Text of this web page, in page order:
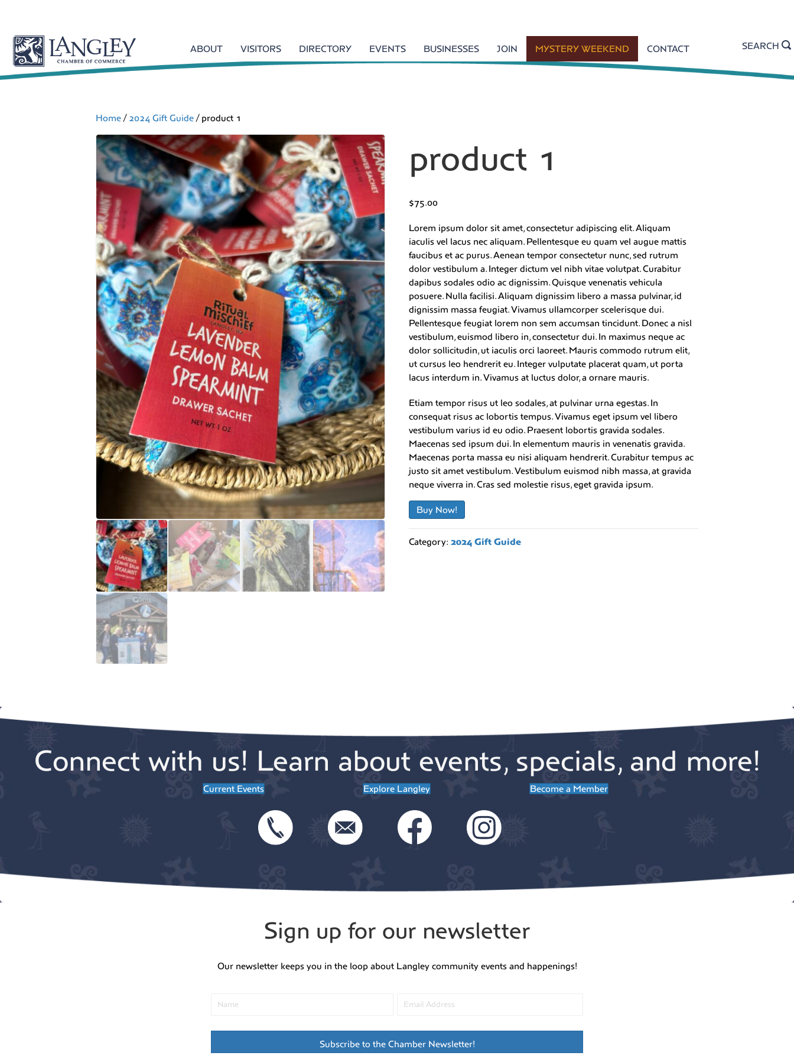
ABOUT VISITORS DIRECTORY EVENTS BUSINESSES JOIN MYSTERY WEEKEND CONTACT SEARCH
Home / 2024 Gift Guide / product 1
product 1
$75.00
Lorem ipsum dolor sit amet, consectetur adipiscing elit. Aliquam
iaculis vel lacus nec aliquam. Pellentesque eu quam vel augue mattis
faucibus et ac purus. Aenean tempor consectetur nunc, sed rutrum
dolor vestibulum a. Integer dictum vel nibh vitae volutpat. Curabitur
dapibus sodales odio ac dignissim. Quisque venenatis vehicula
posuere. Nulla facilisi. Aliquam dignissim libero a massa pulvinar, id
dignissim massa feugiat. Vivamus ullamcorper scelerisque dui.
Pellentesque feugiat lorem non sem accumsan tincidunt. Donec a nisl
vestibulum, euismod libero in, consectetur dui. In maximus neque ac
dolor sollicitudin, ut iaculis orci laoreet. Mauris commodo rutrum elit,
ut cursus leo hendrerit eu. Integer vulputate placerat quam, ut porta
lacus interdum in. Vivamus at luctus dolor, a ornare mauris.
Etiam tempor risus ut leo sodales, at pulvinar urna egestas. In
consequat risus ac lobortis tempus. Vivamus eget ipsum vel libero
vestibulum varius id eu odio. Praesent lobortis gravida sodales.
Maecenas sed ipsum dui. In elementum mauris in venenatis gravida.
Maecenas porta massa eu nisi aliquam hendrerit. Curabitur tempus ac
justo sit amet vestibulum. Vestibulum euismod nibh massa, at gravida
neque viverra in. Cras sed molestie risus, eget gravida ipsum.
Buy Now!
Category: 2024 Gift Guide
Connect with us! Learn about events, specials, and more!
Current Events Explore Langley Become a Member
Sign up for our newsletter
Our newsletter keeps you in the loop about Langley community events and happenings!
Subscribe to the Chamber Newsletter!